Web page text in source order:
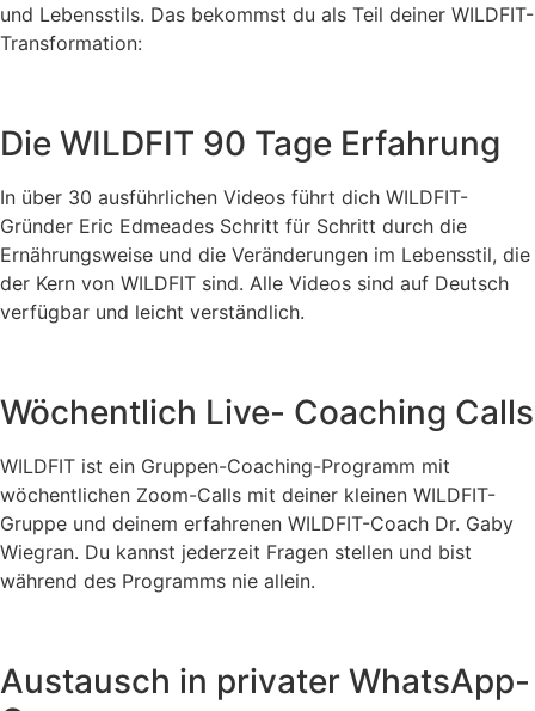
und Lebensstils. Das bekommst du als Teil deiner WILDFIT-
Transformation:
Die WILDFIT 90 Tage Erfahrung
In über 30 ausführlichen Videos führt dich WILDFIT-
Gründer Eric Edmeades Schritt für Schritt durch die
Ernährungsweise und die Veränderungen im Lebensstil, die
der Kern von WILDFIT sind. Alle Videos sind auf Deutsch
verfügbar und leicht verständlich.
Wöchentlich Live- Coaching Calls
WILDFIT ist ein Gruppen-Coaching-Programm mit
wöchentlichen Zoom-Calls mit deiner kleinen WILDFIT-
Gruppe und deinem erfahrenen WILDFIT-Coach Dr. Gaby
Wiegran. Du kannst jederzeit Fragen stellen und bist
während des Programms nie allein.
Austausch in privater WhatsApp-